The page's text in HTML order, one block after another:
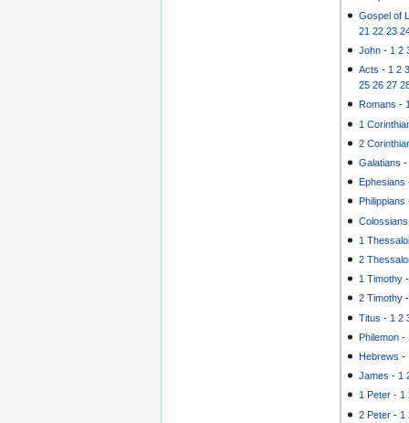
Gospel of
21 22 23
John - 1 2
Acts - 1 2
25 26 27
Romans -
1
2
Galatians
Ephesians
Philippians
Colossians
1
2
1 Timothy
2 Timothy
Titus - 1 2
Philemon -
Hebrews -
James - 1
1 Peter -1
2 Peter - 1